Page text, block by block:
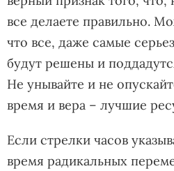
все делаете правильно.
что все, даже самые
будут решены и
Не унывайте и не
время и вера – лучшие
Если стрелки часов
время радикальных